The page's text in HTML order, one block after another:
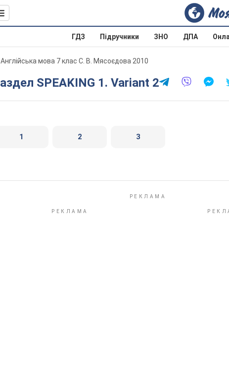
ГДЗ Підручники ЗНО ДПА
Англійська мова 7 клас С. В. Мясоєдова 2010
Раздел SPEAKING 1. Variant 2
1 2 3